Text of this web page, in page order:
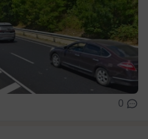
0